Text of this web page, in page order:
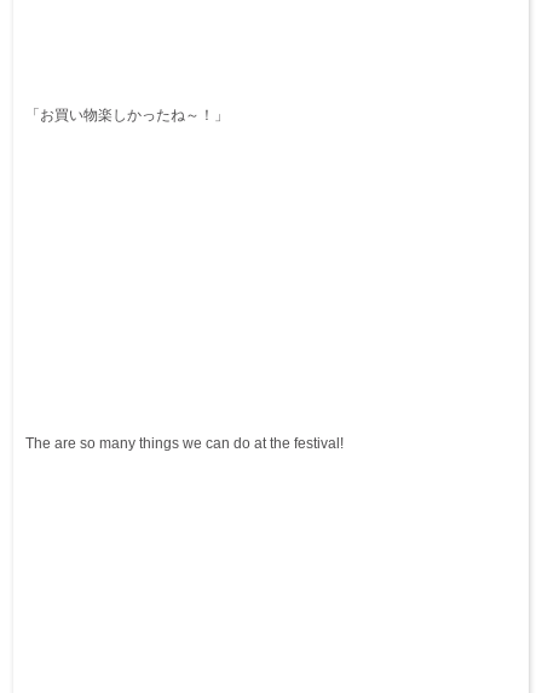
「お買い物楽しかったね～！」
The are so many things we can do at the festival!